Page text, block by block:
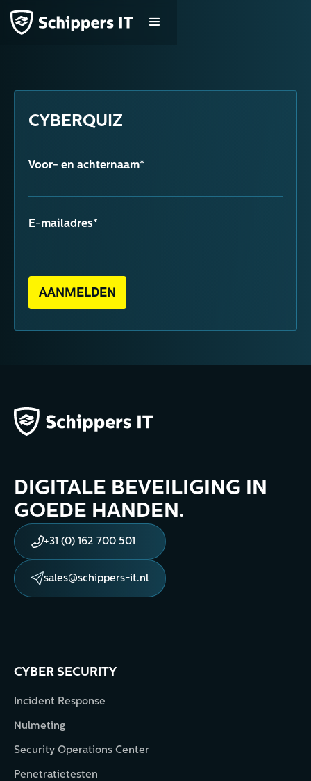
CYBERQUIZ
Voor- en achternaam*
E-mailadres*
DIGITALE BEVEILIGING IN
GOEDE HANDEN.
+31 (0) 162 700 501
sales@schippers-it.nl
CYBER SECURITY
Incident Response
Nulmeting
Security Operations Center
Penetratietesten